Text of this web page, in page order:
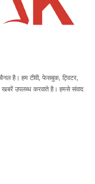
है। हम टीवी, फेसबुक, ट्विटर,
उपलब्ध करवाते है। हमसे संवाद